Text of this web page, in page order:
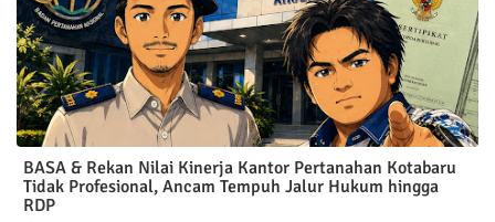
BASA & Rekan Nilai Kinerja Kantor Pertanahan Kotabaru
Tidak Profesional, Ancam Tempuh Jalur Hukum hingga
RDP